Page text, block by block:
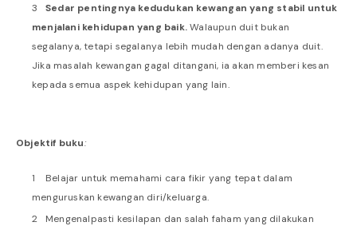
Sedar pentingnya kedudukan kewangan yang stabil untuk
menjalani kehidupan yang baik.Walaupun duit bukan
segalanya, tetapi segalanya lebih mudah dengan adanya duit.
Jika masalah kewangan gagal ditangani, ia akan memberi kesan
kepada semua aspek kehidupan yang lain.
Objektif buku:
Belajar untuk memahami cara fikir yang tepat dalam
menguruskan kewangan diri/keluarga.
Mengenalpasti kesilapan dan salah faham yang dilakukan